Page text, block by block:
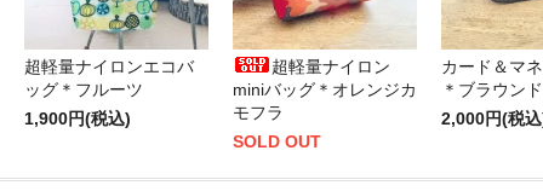
超軽量ナイロンエコバ
ッグ＊フルーツ
1,900円(税込)
超軽量ナイロン
miniバッグ＊オレンジカ
モフラ
SOLD OUT
カード＆マ
＊ブラウン
2,000円(税